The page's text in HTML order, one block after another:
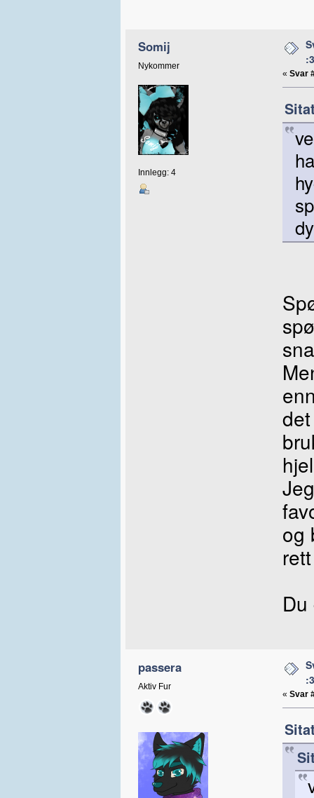
Somij
Nykommer
Innlegg: 4
:3
« Svar
og
passera
Aktiv Fur
:3
« Svar